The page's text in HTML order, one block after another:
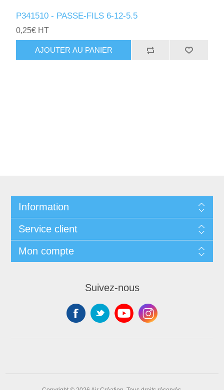
P341510 - PASSE-FILS 6-12-5.5
0,25€ HT
AJOUTER AU PANIER
Information
Service client
Mon compte
Suivez-nous